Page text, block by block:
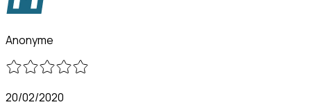
Anonyme
20/02/2020